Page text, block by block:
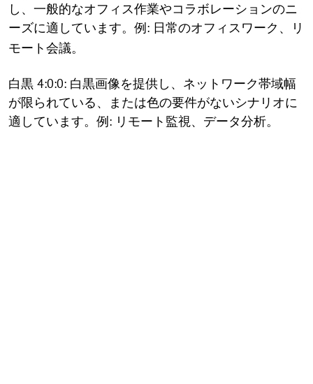
し、一般的なオフィス作業やコラボレーションのニ
ーズに適しています。
例: 日常のオフィスワーク、リ
モート会議。
白黒 4:0:0: 白黒画像を提供し、ネットワーク帯域幅
が限られている、または色の要件がないシナリオに
適しています。
例: リモート監視、データ分析。